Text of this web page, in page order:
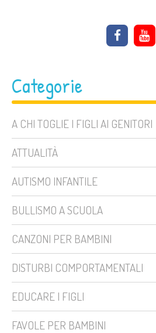
Categorie
A CHI TOGLIE I FIGLI AI GENITORI
ATTUALITÀ
AUTISMO INFANTILE
BULLISMO A SCUOLA
CANZONI PER BAMBINI
DISTURBI COMPORTAMENTALI
EDUCARE I FIGLI
FAVOLE PER BAMBINI